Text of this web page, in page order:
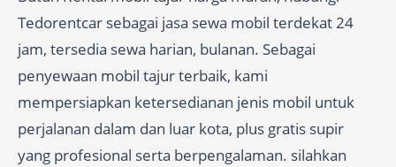
Tedorentcar sebagai jasa sewa mobil terdekat 24
jam, tersedia sewa harian, bulanan. Sebagai
penyewaan mobil tajur terbaik, kami
mempersiapkan ketersedianan jenis mobil untuk
perjalanan dalam dan luar kota, plus gratis supir
yang profesional serta berpengalaman. silahkan